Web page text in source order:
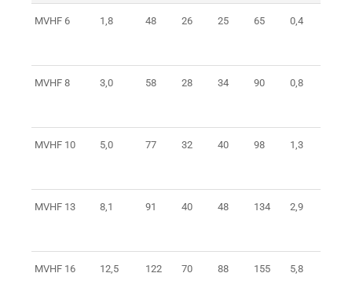
MVHF 6 1,8 48 26 25 65 0,4
MVHF 8 3,0 58 28 34 90 0,8
MVHF 10 5,0 77 32 40 98 1,3
MVHF 13 8,1 91 40 48 134 2,9
MVHF 16 12,5 122 70 88 155 5,8